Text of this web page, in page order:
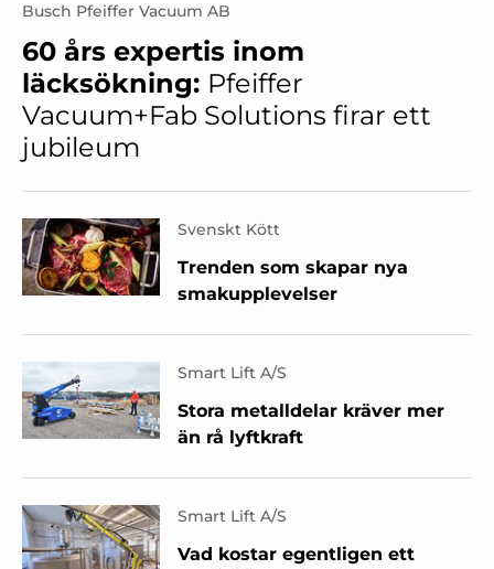
Busch Pfeiffer Vacuum AB
60 års expertis inom
läcksökning: Pfeiffer
Vacuum+Fab Solutions firar ett
jubileum
Svenskt Kött
Trenden som skapar nya
smakupplevelser
Smart Lift A/S
Stora metalldelar kräver mer
än rå lyftkraft
Smart Lift A/S
Vad kostar egentligen ett